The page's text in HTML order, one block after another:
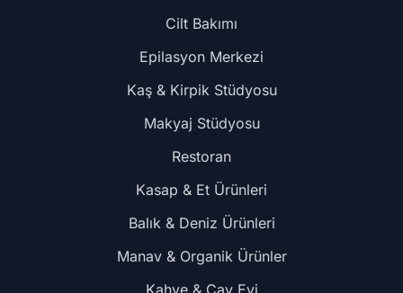
Cilt Bakımı
Epilasyon Merkezi
Kaş & Kirpik Stüdyosu
Makyaj Stüdyosu
Restoran
Kasap & Et Ürünleri
Balık & Deniz Ürünleri
Manav & Organik Ürünler
Kahve & Çay Evi